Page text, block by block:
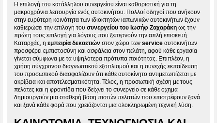
Η επιλογή του κατάλληλου συνεργείου είναι καθοριστική για τη
μακροχρόνια λειτουργία ενός αυτοκινήτου. Πολλοί οδηγοί που ανήκουν
στην ευρύτερη κοινότητα των ιδιοκτητών ιαπωνικών αυτοκινήτων έχουν
καθιερώσει την επιλογή τουσυνεργείου του Ιωσήφ Ζαχαράκη ως την
πρώτη τους επιλογή για λόγους που ξεπερνούν την απλή επισκευή.
Καταρχάς, ηεμπειρία δεκαετιών στον χώρο τωνserviceαυτοκινήτων
προσφέρει εμπιστοσύνη και ασφάλεια στον πελάτη, αφού κάθε εργασία
γίνεται σύμφωνα με τα υψηλότερα πρότυπα ποιότητας. Επιπλέον, η
χρήση σύγχρονου διαγνωστικού εξοπλισμού και η συνεχής εκπαίδευση
του προσωπικού διασφαλίζουν ότι κάθε αυτοκίνητο αντιμετωπίζεται με
ακρίβεια και αποτελεσματικότητα. Τέλος, η προσωπική σχέση με τους
πελάτες και η φροντίδα που δείχνει το συνεργείο σε κάθε όχημα
δημιουργούν μια σταθερή βάση πιστών πελατών που επιστρέφουν ξανά
και ξανά κάθε φορά που χρειάζονται μια ολοκληρωμένη τεχνική λύση.